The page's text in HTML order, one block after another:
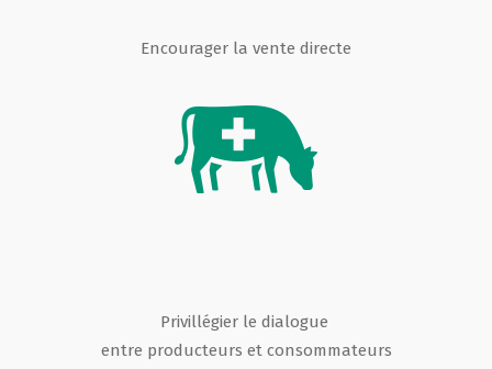
Encourager la vente directe
Privillégier le dialogue
entre producteurs et consommateurs